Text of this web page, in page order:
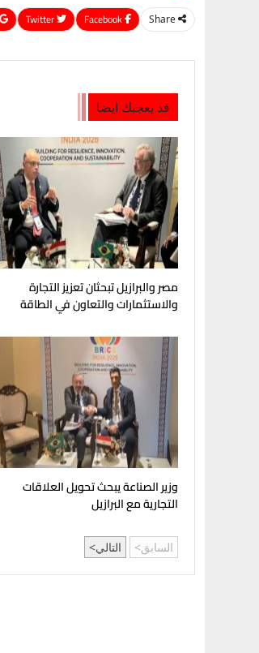
Share
قد يعجبك ايضا
مصر والبرازيل تبحثان تعزيز التجارة
والاستثمارات والتعاون في الطاقة
وزير الصناعة يبحث تحويل العلاقات
التجارية مع البرازيل
السابق التالي